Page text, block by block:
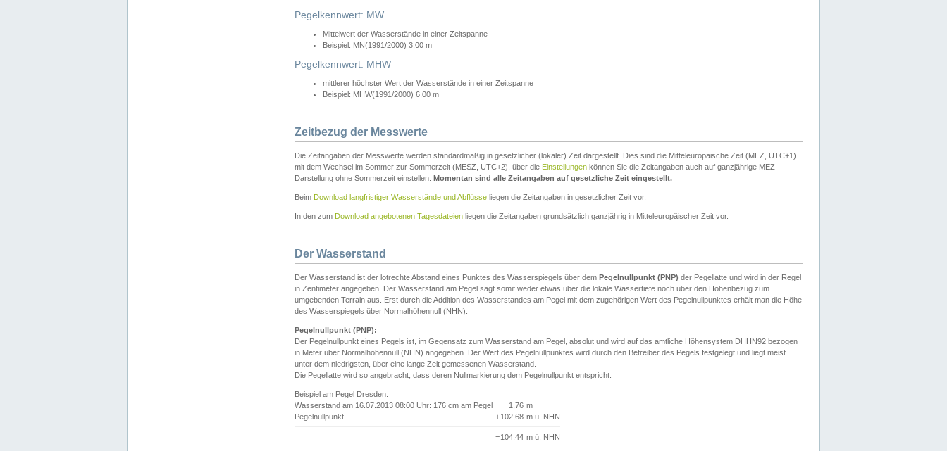
Pegelkennwert: MW
Mittelwert der Wasserstände in einer Zeitspanne
Beispiel: MN(1991/2000) 3,00 m
Pegelkennwert: MHW
mittlerer höchster Wert der Wasserstände in einer Zeitspanne
Beispiel: MHW(1991/2000) 6,00 m
Zeitbezug der Messwerte
Die Zeitangaben der Messwerte werden standardmäßig in gesetzlicher (lokaler) Zeit dargestellt. Dies sind die Mitteleuropäische Zeit (MEZ, UTC+1)
mit dem Wechsel im Sommer zur Sommerzeit (MESZ, UTC+2). über die Einstellungen können Sie die Zeitangaben auch auf ganzjährige MEZ-
Darstellung ohne Sommerzeit einstellen. Momentan sind alle Zeitangaben auf gesetzliche Zeit eingestellt.
Beim Download langfristiger Wasserstände und Abflüsse liegen die Zeitangaben in gesetzlicher Zeit vor.
In den zum Download angebotenen Tagesdateien liegen die Zeitangaben grundsätzlich ganzjährig in Mitteleuropäischer Zeit vor.
Der Wasserstand
Der Wasserstand ist der lotrechte Abstand eines Punktes des Wasserspiegels über dem Pegelnullpunkt (PNP) der Pegellatte und wird in der Regel
in Zentimeter angegeben. Der Wasserstand am Pegel sagt somit weder etwas über die lokale Wassertiefe noch über den Höhenbezug zum
umgebenden Terrain aus. Erst durch die Addition des Wasserstandes am Pegel mit dem zugehörigen Wert des Pegelnullpunktes erhält man die Höhe
des Wasserspiegels über Normalhöhennull (NHN).
Pegelnullpunkt (PNP):
Der Pegelnullpunkt eines Pegels ist, im Gegensatz zum Wasserstand am Pegel, absolut und wird auf das amtliche Höhensystem DHHN92 bezogen
in Meter über Normalhöhennull (NHN) angegeben. Der Wert des Pegelnullpunktes wird durch den Betreiber des Pegels festgelegt und liegt meist
unter dem niedrigsten, über eine lange Zeit gemessenen Wasserstand.
Die Pegellatte wird so angebracht, dass deren Nullmarkierung dem Pegelnullpunkt entspricht.
Beispiel am Pegel Dresden:
Wasserstand am 16.07.2013 08:00 Uhr: 176 cm am Pegel
1,76 m
Pegelnullpunkt
+102,68 m ü. NHN
=104,44 m ü. NHN